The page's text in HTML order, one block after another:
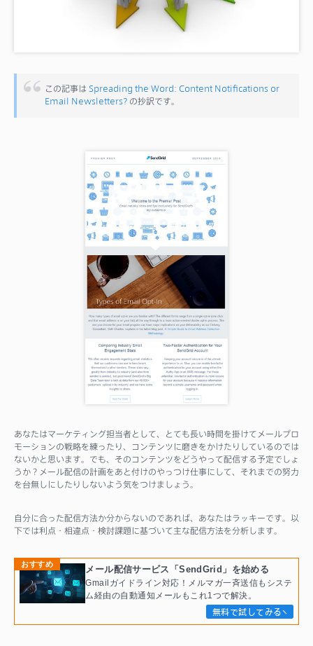
この記事は Spreading the Word: Content Notifications or
Email Newsletters? の抄訳です。
あなたはマーケティング担当者として、とても長い時間を掛けてメールプロ
モーションの戦略を練ったり、コンテンツに磨きをかけたりしているのでは
ないかと思います。でも、そのコンテンツをどうやって配信する予定でしょ
うか？メール配信の計画をあと付けのやっつけ仕事にして、それまでの努力
を台無しにしたりしないよう気をつけましょう。
自分に合った配信方法か分からないのであれば、あなたはラッキーです。以
下では利点・相違点・検討課題に基づいて主な配信方法を分析します。
おすすめ
メール配信サービス「SendGrid」を始める
Gmailガイドライン対応！メルマガ一斉送信もシステ
ム経由の自動通知メールもこれ1つで解決。
無料で試してみる